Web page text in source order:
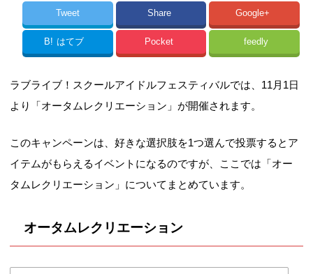
Tweet Share Google+
B! はてブ Pocket feedly
ラブライブ！スクールアイドルフェスティバルでは、11月1日
より「オータムレクリエーション」が開催されます。
このキャンペーンは、好きな選択肢を1つ選んで投票するとア
イテムがもらえるイベントになるのですが、ここでは「オー
タムレクリエーション」についてまとめています。
オータムレクリエーション